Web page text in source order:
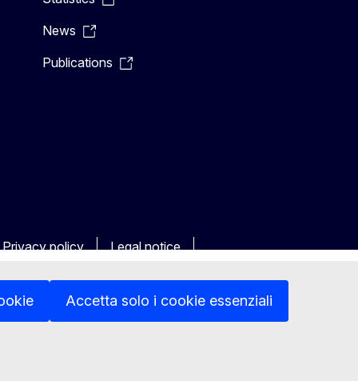
Accetta solo i cookie essenziali
News
Publications
Privacy policy Legal notice